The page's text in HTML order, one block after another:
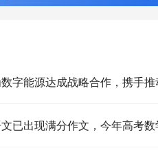
达成战略合作，携手推动全球光储新能源
满分作文，今年高考数学卷每道题都有